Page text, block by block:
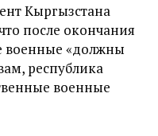
Кыргызстана
после окончания
военные «должны
республика
военные